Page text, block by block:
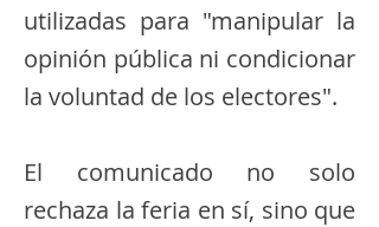
utilizadas para "manipular la
opinión pública ni condicionar
la voluntad de los electores".
​El comunicado no solo
rechaza la feria en sí, sino que